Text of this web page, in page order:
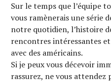
Sur le temps que l’équipe
vous ramènerais une série
notre quotidien, l’histoire
rencontres intéressantes
avec des américains.
Si je peux vous décevoir
rassurez, ne vous attendez